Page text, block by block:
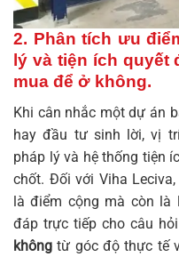
2. Phân tích ưu
lý và tiện ích quyết
mua để ở không.
Khi cân nhắc một dự án
hay đầu tư sinh lời, vị
pháp lý và hệ thống tiện
chốt. Đối với Viha
là điểm cộng mà còn là
đáp trực tiếp cho câu hỏi
không từ góc độ thực tế